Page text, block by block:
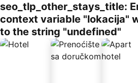
seo_tlp_other_stays_title:
context variable "lokacija"
to the string "undefined"